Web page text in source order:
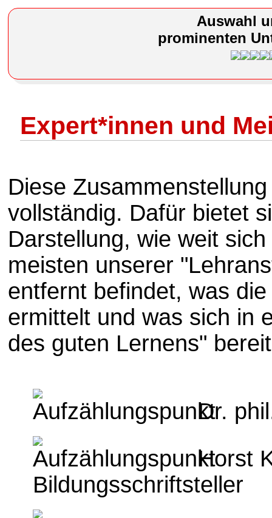
Auswahl
prominenten
Expert*innen und
Diese
vollständig. Dafür bietet
Darstellung, wie weit
meisten unserer
entfernt befindet, was
ermittelt und was sich in
des guten Lernens"
Dr.
Horst
Bildungsschriftsteller